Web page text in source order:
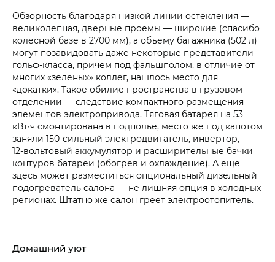
Обзорность благодаря низкой линии остекления —
великолепная, дверные проемы — широкие (спасибо
колесной базе в 2700 мм), а объему багажника (502 л)
могут позавидовать даже некоторые представители
гольф-класса, причем под фальшполом, в отличие от
многих «зеленых» коллег, нашлось место для
«докатки». Такое обилие пространства в грузовом
отделении — следствие компактного размещения
элементов электропривода. Тяговая батарея на 53
кВт∙ч смонтирована в подполье, место же под капотом
заняли 150‑сильный электродвигатель, инвертор,
12‑вольтовый аккумулятор и расширительные бачки
контуров батареи (обогрев и охлаждение). А еще
здесь может разместиться опциональный дизельный
подогреватель салона — не лишняя опция в холодных
регионах. Штатно же салон греет электроотопитель.
Домашний уют